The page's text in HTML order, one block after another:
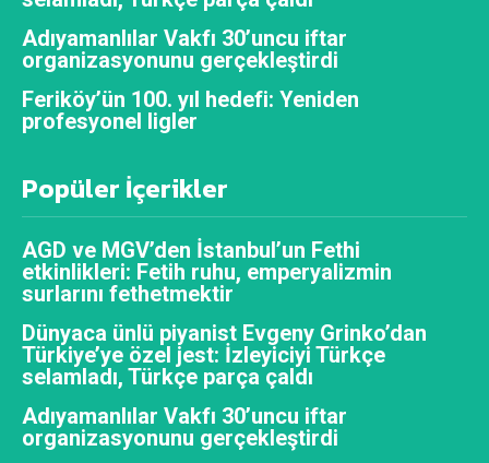
Adıyamanlılar Vakfı 30’uncu iftar
organizasyonunu gerçekleştirdi
Feriköy’ün 100. yıl hedefi: Yeniden
profesyonel ligler
Popüler İçerikler
AGD ve MGV’den İstanbul’un Fethi
etkinlikleri: Fetih ruhu, emperyalizmin
surlarını fethetmektir
Dünyaca ünlü piyanist Evgeny Grinko’dan
Türkiye’ye özel jest: İzleyiciyi Türkçe
selamladı, Türkçe parça çaldı
Adıyamanlılar Vakfı 30’uncu iftar
organizasyonunu gerçekleştirdi